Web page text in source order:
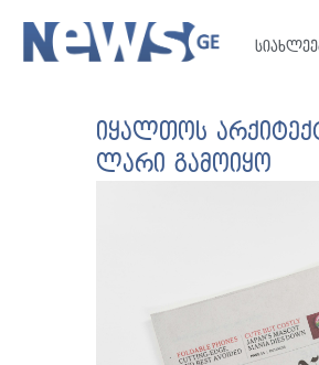
იყალთოს
ლარი გამოიყო